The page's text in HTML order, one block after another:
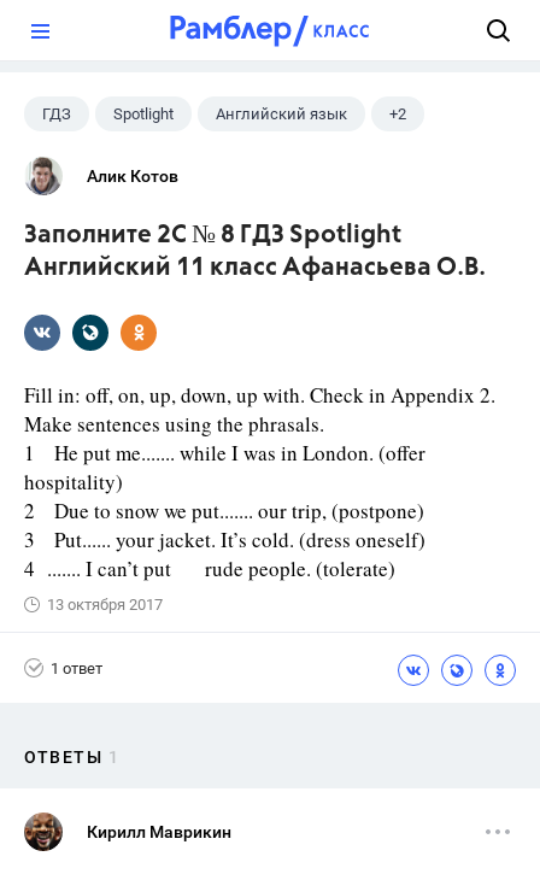
ГДЗ Spotlight Английский язык +2
11 класс
Алик Котов
Заполните 2C № 8 ГДЗ Spotlight
Английский 11 класс Афанасьева О.В.
Fill in: off, on, up, down, up with. Check in Appendix 2.
Make sentences using the phrasals.
1 He put me....... while I was in London. (offer
hospitality)
2 Due to snow we put....... our trip, (postpone)
3 Put...... your jacket. It’s cold. (dress oneself)
4 ....... I can’t put rude people. (tolerate)
13 октября 2017
1 ответ
ОТВЕТЫ 1
Кирилл Маврикин